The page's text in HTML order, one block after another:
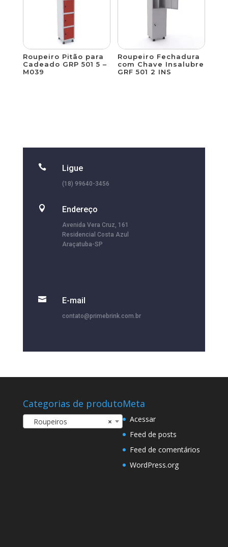
Roupeiro Pitão para
Cadeado GRP 501 5 –
M039
Roupeiro Fechadura
com Chave Insalubre
GRF 501 2 INS
 Ligue
(18) 99640-3456
 Endereço
Avenida Vera Cruz, 161
Residencial Costa Azul
Araçatuba-SP
 E-mail
contato@primebrink.com.br
Categorias de produto
×
Roupeiros
Meta
Acessar
Feed de posts
Feed de comentários
WordPress.org